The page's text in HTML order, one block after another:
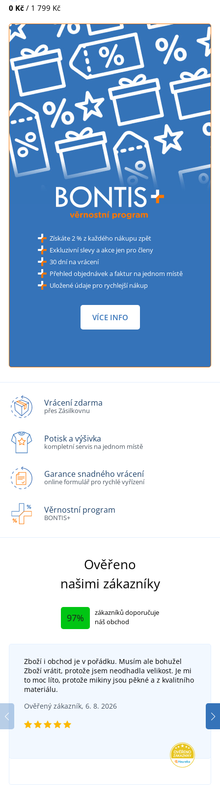
0 Kč / 1 799 Kč
Získáte 2 % z každého nákupu zpět
Exkluzivní slevy a akce jen pro členy
30 dní na vrácení
Přehled objednávek a faktur na jednom místě
Uložené údaje pro rychlejší nákup
VÍCE INFO
Vrácení zdarma
přes Zásilkovnu
Potisk a výšivka
kompletní servis na jednom místě
Garance snadného vrácení
online formulář pro rychlé vyřízení
Věrnostní program
BONTIS+
Ověřeno
našimi zákazníky
97%
zákazníků doporučuje
náš obchod
Zboží i obchod je v pořádku. Musím ale bohužel
Zboží vrátit, protože jsem neodhadla velikost. Je mi
to moc líto, protože mikiny jsou pěkné a z kvalitního
materiálu.
Ověřený zákazník, 6. 8. 2026